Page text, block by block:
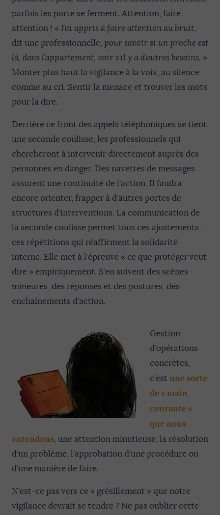
parfois les porte se ferment. Attention, faire
attention ! « J’ai appris à faire attention au bruit,
dit une professionnelle, pour savoir si un proche est
là, dans l’appartement, voir s’il y a d’autres besoins. »
Monter plus haut la vigilance à la voix, au silence
comme au cri. Sentir la menace et trouver les mots
pour la dire.
Derrière ce front des appels téléphoniques se tient
une seconde coulisse, les professionnels qui
chercheront à intervenir directement auprès des
personnes en danger. Des navettes de messages
assurent une continuité de l’action. Il faudra
encore orienter, frapper à d’autres portes de
structures d’interventions. La communication de
la seconde coulisse permet tous ces ajustements,
ces répétitions qui réaffirment la solidarité
interne. Elle met à l’épreuve « ce que protéger veut
dire » empiriquement. S’en suivent des scènes
mineures, des réponses et des postures, des
enchaînements d’action.
Gestion
d’opérations
concrètes,
c’est une sorte
de « main
courante »
que nous
entendons, une attention minutieuse, la résolution
d’un problème, l’approbation d’une procédure ou
d’une manière de faire.
N’est-ce pas vers ce « grésillement » que notre
vigilance devrait se tendre ? Ne pas oublier cette